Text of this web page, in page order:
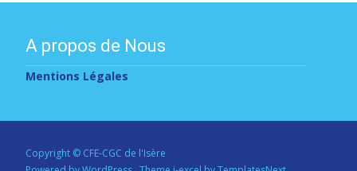
A propos de Nous
Mentions Légales
Copyright © CFE-CGC de l'Isère